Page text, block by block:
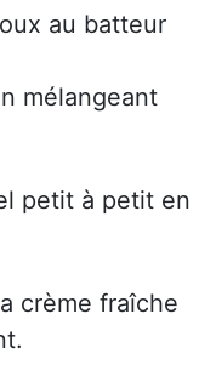
au batteur
mélangeant
petit à petit en
crème fraîche